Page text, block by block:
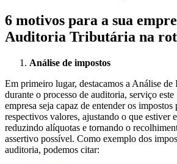
6 motivos para a sua
Auditoria Tributária na
Análise de impostos
Em primeiro lugar, destacamos a Análise de
durante o processo de auditoria, serviço
empresa seja capaz de entender os impostos
respectivos valores, ajustando o que estiver
reduzindo alíquotas e tornando o
assertivo possível. Como exemplo dos
auditoria, podemos citar: